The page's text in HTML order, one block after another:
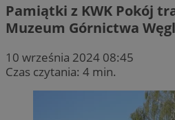
Pamiątki z KWK Pokój
Muzeum Górnictwa
10 września 2024 08:45
Czas czytania: 4 min.